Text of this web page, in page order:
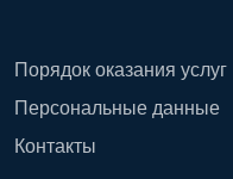
Порядок оказания услуг
Персональные данные
Контакты